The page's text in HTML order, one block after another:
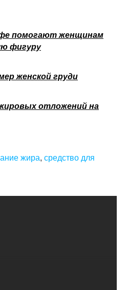
помогают женщинам
фигуру
женской груди
отложений на
жира, средство для